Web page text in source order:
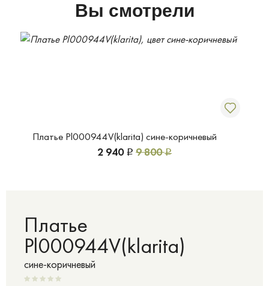
Вы смотрели
Платье Pl000944V(klarita) сине-коричневый
2 940 Р 9 800Р
Платье
Pl000944V(klarita)
сине-коричневый